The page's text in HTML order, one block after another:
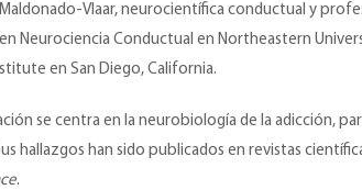
Vlaar, neurocientífica conductual y
Neurociencia Conductual en Northeastern
en San Diego, California.
se centra en la neurobiología de la adicción,
hallazgos han sido publicados en revistas
.